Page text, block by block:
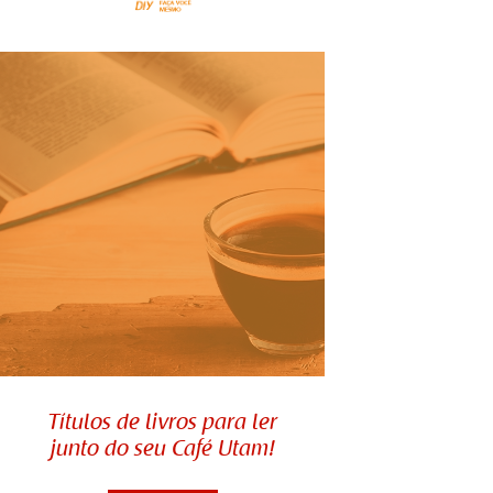
Títulos de livros para ler
junto do seu Café Utam!
Títulos de livros para ler
junto do seu Café Utam!